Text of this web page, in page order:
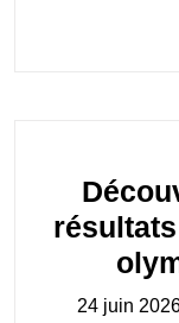
24 juin